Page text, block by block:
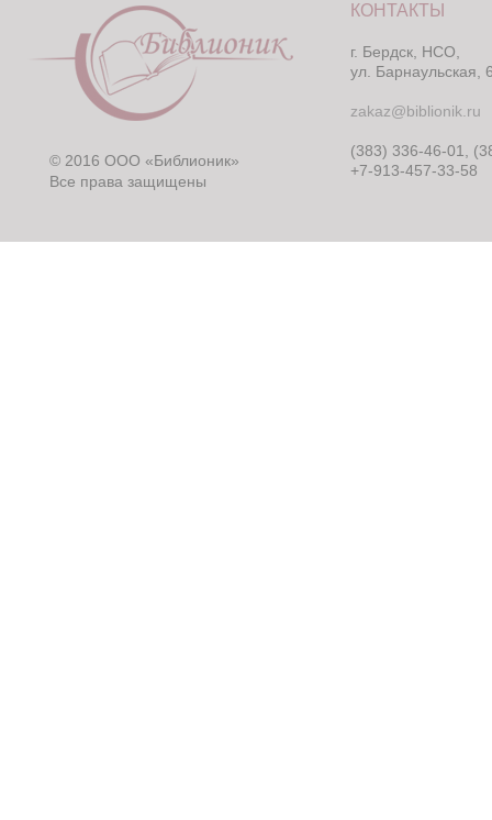
© 2016 ООО «Библионик»
Все права защищены
КОНТАКТЫ
г. Бердск, НСО,
ул. Барнаульская,
zakaz@biblionik.ru
(383) 336-46-01,
+7-913-457-33-58